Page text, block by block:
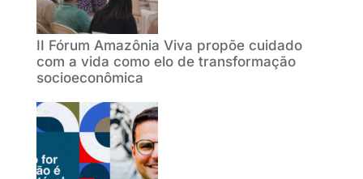
II Fórum Amazônia Viva propõe cuidado
com a vida como elo de transformação
socioeconômica